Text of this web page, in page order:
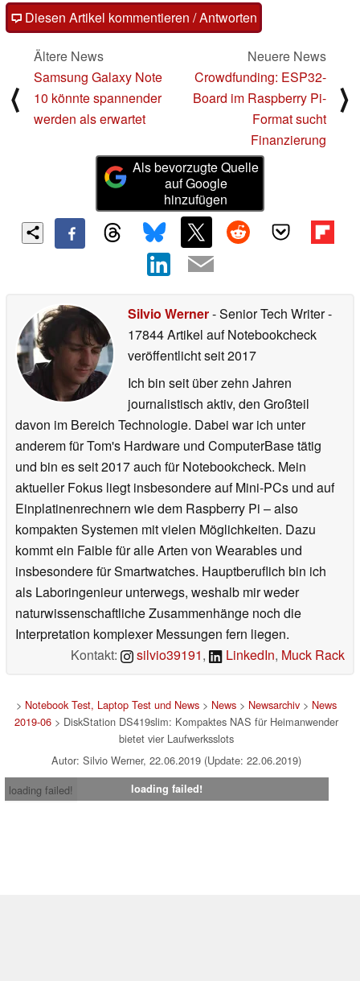
Diesen Artikel kommentieren / Antworten
⟨
Ältere News
Samsung Galaxy Note
10 könnte spannender
werden als erwartet
Neuere News
Crowdfunding: ESP32-
Board im Raspberry Pi-
Format sucht
Finanzierung
⟩
Als bevorzugte Quelle
auf Google
hinzufügen
Silvio Werner- Senior Tech Writer-
17844 Artikel auf Notebookcheck
veröffentlichtseit 2017
Ich bin seit über zehn Jahren
journalistisch aktiv, den Großteil
davon im Bereich Technologie. Dabei war ich unter
anderem für Tom's Hardware und ComputerBase tätig
und bin es seit 2017 auch für Notebookcheck. Mein
aktueller Fokus liegt insbesondere auf Mini-PCs und auf
Einplatinenrechnern wie dem Raspberry Pi – also
kompakten Systemen mit vielen Möglichkeiten. Dazu
kommt ein Faible für alle Arten von Wearables und
insbesondere für Smartwatches. Hauptberuflich bin ich
als Laboringenieur unterwegs, weshalb mir weder
naturwissenschaftliche Zusammenhänge noch die
Interpretation komplexer Messungen fern liegen.
Kontakt:
silvio39191, LinkedIn, Muck Rack
> Notebook Test, Laptop Test und News> News> Newsarchiv> News
2019-06> DiskStation DS419slim: Kompaktes NAS für Heimanwender
bietet vier Laufwerksslots
Autor: Silvio Werner, 22.06.2019 (Update: 22.06.2019)
loading failed!
loading failed!